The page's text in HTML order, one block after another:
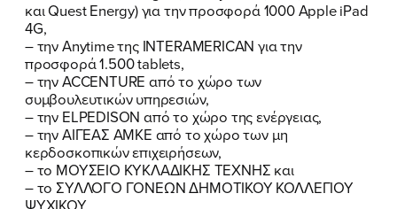
ΠΟΙΑ ΕΙΜΑΙ
ΕΡΓΟ
και Quest Energy) για την προσφορά 1000 Apple iPad
4G,
– την Anytime της INTERAMERICAN για την
προσφορά 1.500 tablets,
– την ACCENTURE από το χώρο των
συμβουλευτικών υπηρεσιών,
– την ELPEDISON από το χώρο της ενέργειας,
– την ΑΙΓΕΑΣ ΑΜΚΕ από το χώρο των μη
κερδοσκοπικών επιχειρήσεων,
– το ΜΟΥΣΕΙΟ ΚΥΚΛΑΔΙΚΗΣ ΤΕΧΝΗΣ και
– το ΣΥΛΛΟΓΟ ΓΟΝΕΩΝ ΔΗΜΟΤΙΚΟΥ ΚΟΛΛΕΓΙΟΥ
ΨΥΧΙΚΟΥ,